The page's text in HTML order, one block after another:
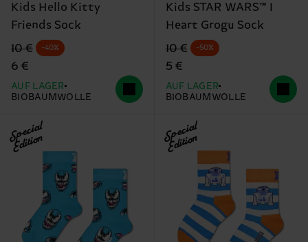
Kids Hello Kitty
Friends Sock
Originalpreis
10 €
Reduzierter Preis
6 €
-40%
AUF LAGER
BIOBAUMWOLLE
Kids STAR WARS™ I
Heart Grogu Sock
Originalpreis
10 €
Reduzierter Preis
5 €
-50%
AUF LAGER
BIOBAUMWOLLE
Special
Edition Special
Edition